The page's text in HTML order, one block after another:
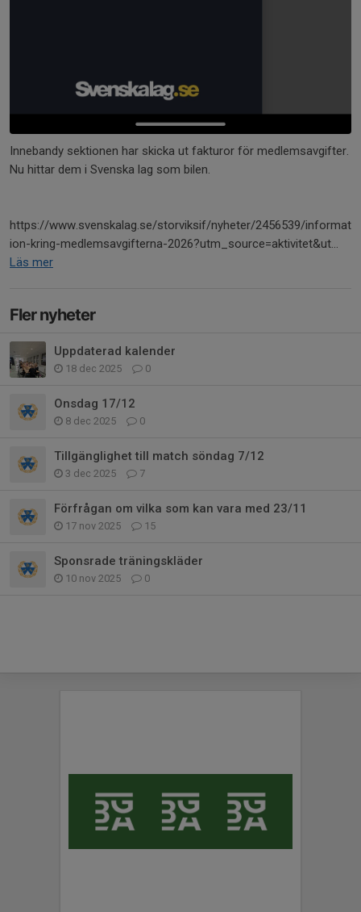
Innebandy sektionen har skicka ut fakturor för medlemsavgifter.
Nu hittar dem i Svenska lag som bilen.
https://www.svenskalag.se/storviksif/nyheter/2456539/informat
ion-kring-medlemsavgifterna-2026?utm_source=aktivitet&ut...
Läs mer
Fler nyheter
Uppdaterad kalender
18 dec 2025 0
Onsdag 17/12
8 dec 2025 0
Tillgänglighet till match söndag 7/12
3 dec 2025 7
Förfrågan om vilka som kan vara med 23/11
17 nov 2025 15
Sponsrade träningskläder
10 nov 2025 0